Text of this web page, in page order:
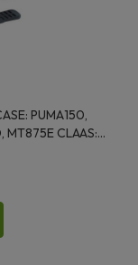
PUMA150,
MT875E CLAAS:
724VARIO